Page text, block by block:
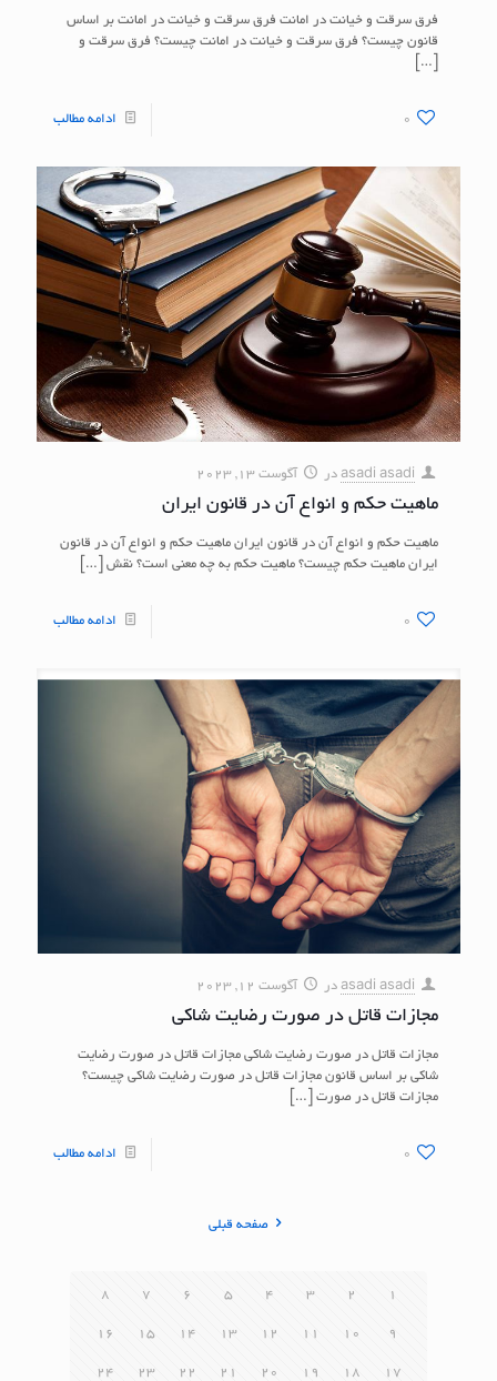
فرق سرقت و خیانت در امانت فرق سرقت و خیانت در امانت بر اساس
قانون چیست؟ فرق سرقت و خیانت در امانت چیست؟ فرق سرقت و
[…]
0 ادامه مطالب
asadi asadi در آگوست 13, 2023
ماهیت حکم و انواع آن در قانون ایران
ماهیت حکم و انواع آن در قانون ایران ماهیت حکم و انواع آن در قانون
ایران ماهیت حکم چیست؟ ماهیت حکم به چه معنی است؟ نقش […]
0 ادامه مطالب
asadi asadi در آگوست 12, 2023
مجازات قاتل در صورت رضایت شاکی
مجازات قاتل در صورت رضایت شاکی مجازات قاتل در صورت رضایت
شاکی بر اساس قانون مجازات قاتل در صورت رضایت شاکی چیست؟
مجازات قاتل در صورت […]
0 ادامه مطالب
صفحه قبلی
1
2
3
4
5
6
7
8
9
10
11
12
13
14
15
16
17
18
19
20
21
22
23
24